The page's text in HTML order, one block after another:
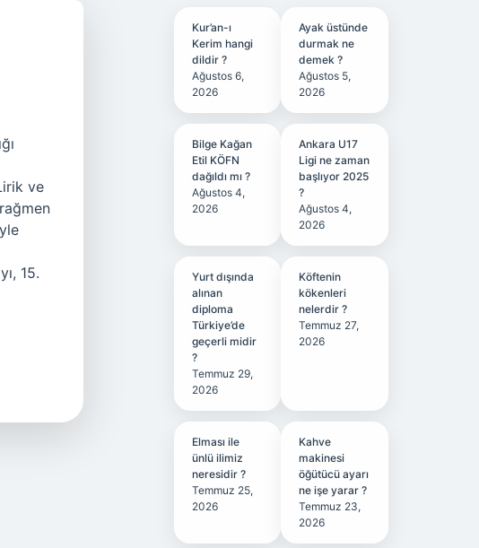
ve
15.
Kur’an-ı
Kerim hangi
dildir ?
Ağustos 6,
2026
Ayak üstünde
durmak ne
demek ?
Ağustos 5,
2026
Bilge Kağan
Etil KÖFN
dağıldı mı ?
Ağustos 4,
2026
Ankara U17
Ligi ne zaman
başlıyor 2025
?
Ağustos 4,
2026
Yurt dışında
alınan
diploma
Türkiye’de
geçerli midir
?
Temmuz 29,
2026
Köftenin
kökenleri
nelerdir ?
Temmuz 27,
2026
Elması ile
ünlü ilimiz
neresidir ?
Temmuz 25,
2026
Kahve
makinesi
öğütücü ayarı
ne işe yarar ?
Temmuz 23,
2026